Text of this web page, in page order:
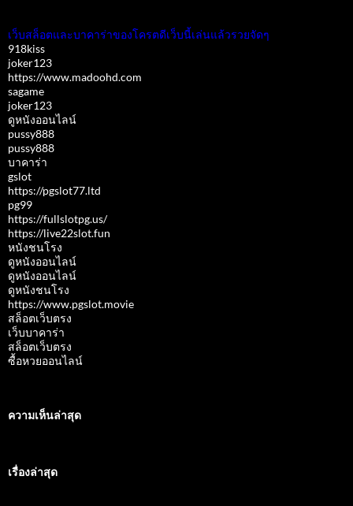
เว็บสล็อตและบาคาร่าของโครตดีเว็บนี้เล่นแล้วรวยจัดๆ
918kiss
joker123
https://www.madoohd.com
sagame
joker123
ดูหนังออนไลน์
pussy888
pussy888
บาคาร่า
gslot
https://pgslot77.ltd
pg99
https://fullslotpg.us/
https://live22slot.fun
หนังชนโรง
ดูหนังออนไลน์
ดูหนังออนไลน์
ดูหนังชนโรง
https://www.pgslot.movie
สล็อตเว็บตรง
เว็บบาคาร่า
สล็อตเว็บตรง
ซื้อหวยออนไลน์
ความเห็นล่าสุด
เรื่องล่าสุด